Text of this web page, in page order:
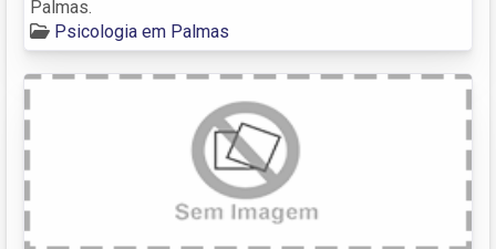
Palmas.
Psicologia em Palmas